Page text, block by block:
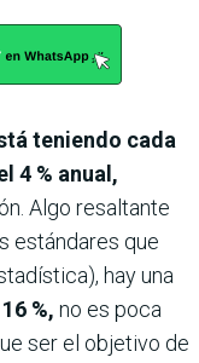
teniendo cada
4 % anual,
Algo resaltante
estándares que
hay una
%, no es poca
ser el objetivo de